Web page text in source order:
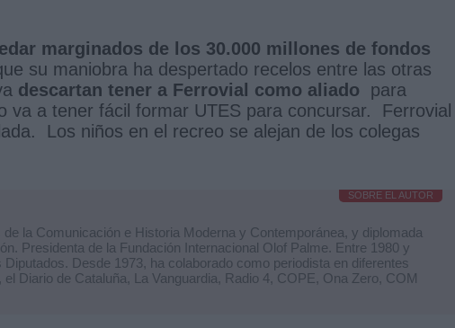
marginados de los 30.000 millones de fondos
su maniobra ha despertado recelos entre las otras
descartan tener a Ferrovial como aliado
para
va a tener fácil formar UTES para concursar. Ferrovial
Los niños en el recreo se alejan de los colegas
SOBRE EL AUTOR
la Comunicación e Historia Moderna y Contemporánea, y diplomada
Presidenta de la Fundación Internacional Olof Palme. Entre 1980 y
Desde 1973, ha colaborado como periodista en diferentes
Diario de Cataluña, La Vanguardia, Radio 4, COPE, Ona Zero, COM